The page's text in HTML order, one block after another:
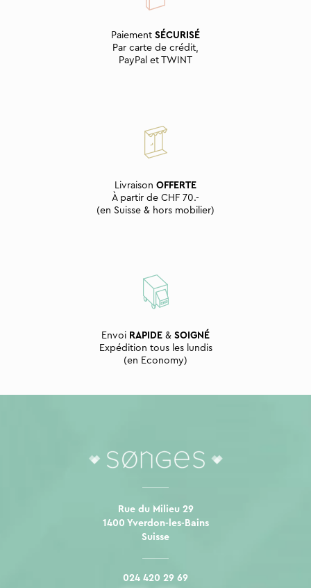
Paiement SÉCURISÉ
Par carte de crédit,
PayPal et TWINT
Livraison OFFERTE
À partir de CHF 70.-
(en Suisse & hors mobilier)
Envoi RAPIDE & SOIGNÉ
Expédition tous les lundis
(en Economy)
Rue du Milieu 29
1400 Yverdon-les-Bains
Suisse
024 420 29 69